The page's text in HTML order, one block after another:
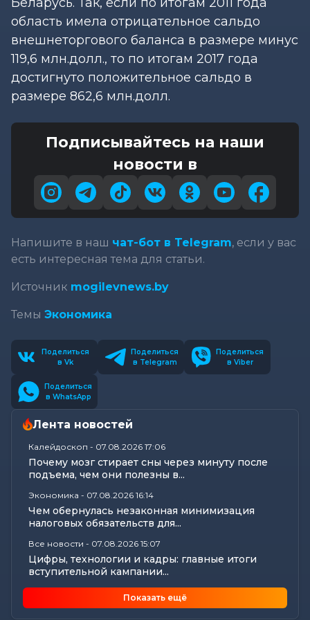
область имела отрицательное сальдо
внешнеторгового баланса в размере минус
119,6 млн.долл., то по итогам 2017 года
достигнуто положительное сальдо в
размере 862,6 млн.долл.
Подписывайтесь на наши
новости в
Напишите в наш чат-бот в Telegram, если у вас
есть интересная тема для статьи.
Источник mogilevnews.by
Темы Экономика
Поделиться
в Vk
Поделиться
в Telegram
Поделиться
в Viber
Поделиться
в WhatsApp
Лента новостей
Калейдоскоп - 07.08.2026 17:06
Почему мозг стирает сны через минуту после
подъема, чем они полезны в...
Экономика - 07.08.2026 16:14
Чем обернулась незаконная минимизация
налоговых обязательств для...
Все новости - 07.08.2026 15:07
Цифры, технологии и кадры: главные итоги
вступительной кампании...
В Могилеве предали земле останки более 140
Показать ещё